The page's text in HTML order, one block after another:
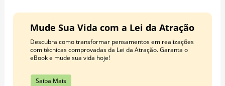
Mude Sua Vida com a Lei da Atração
Descubra como transformar pensamentos em realizações
com técnicas comprovadas da Lei da Atração. Garanta o
eBook e mude sua vida hoje!
Saiba Mais